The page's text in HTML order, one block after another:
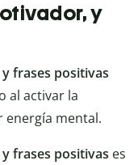
y
frases positivas
al activar la
energía mental.
frases positivas es